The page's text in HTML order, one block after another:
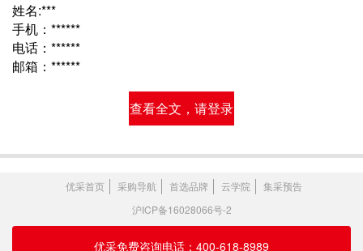
姓名:***
手机：******
电话：******
邮箱：******
查看全文，请登录
优采首页 采购导航 首选品牌 云学院
集采预告
沪ICP备16028066号-2
优采免费咨询电话：400-618-8989